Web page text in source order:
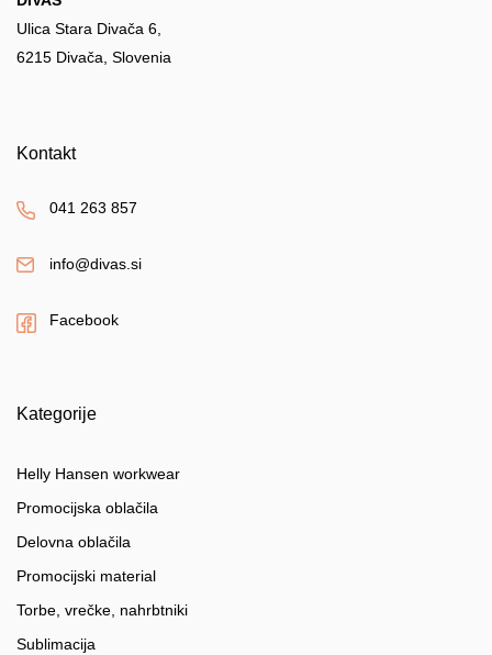
Ulica Stara Divača 6,
6215 Divača, Slovenia
Kontakt
041 263 857
info@divas.si
Facebook
Kategorije
Helly Hansen workwear
Promocijska oblačila
Delovna oblačila
Promocijski material
Torbe, vrečke, nahrbtniki
Sublimacija